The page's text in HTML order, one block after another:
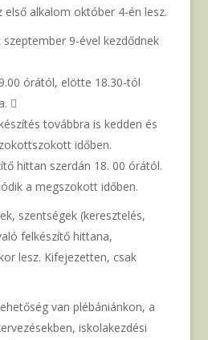
alkalom október 4-én lesz.
9-ével kezdődnek
órától, elötte 18.30-tól

továbbra is kedden és
időben.
hittan szerdán 18. 00 órától.
a megszokott időben.
szentségek (keresztelés,
felkészítő hittana,
lesz. Kifejezetten, csak
van plébániánkon, a
iskolakezdési